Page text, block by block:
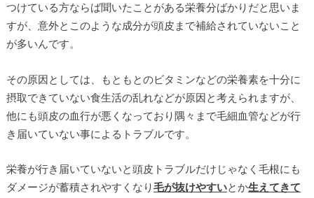
つけている方ならば聞いたことがある栄養分ばかりだと思いま
すが、意外とこのような成分が頭皮まで補給されていないこと
が多いんです。
その原因としては、もともとのビタミンなどの栄養素を十分に
摂取できていない食生活の乱れなどが原因と考えられますが、
他にも頭皮の血行が悪くなっており隅々まで毛細血管などが行
き届いていない事によるトラブルです。
栄養が行き届いていないと頭皮トラブルだけじゃなく毛根にも
ダメージが蓄積されやすくなり毛が抜けやすいとか生えてきて